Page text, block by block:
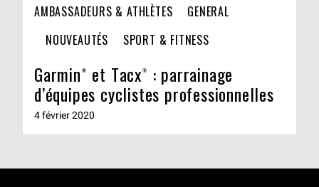
AMBASSADEURS & ATHLÈTES
GENERAL
NOUVEAUTÉS
SPORT & FITNESS
Garmin® et Tacx® : parrainage
d’équipes cyclistes professionnelles
4 février 2020